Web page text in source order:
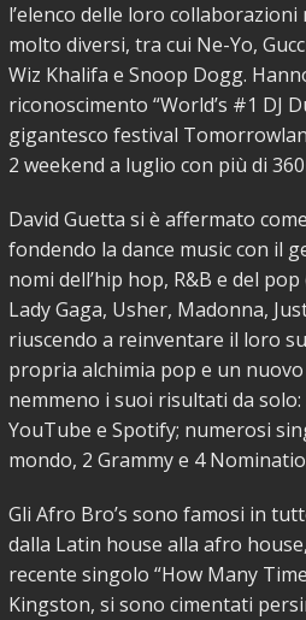
l’elenco delle loro
molto diversi, tra cui Ne-Yo,
Wiz Khalifa e Snoop Dogg.
riconoscimento “World’s #1 DJ
gigantesco festival
2 weekend a luglio con più di
David Guetta si è affermato
fondendo la dance music con il
nomi dell’hip hop, R&B e del
Lady Gaga, Usher, Madonna,
riuscendo a reinventare il loro
propria alchimia pop e un
nemmeno i suoi risultati da
YouTube e Spotify; numerosi
mondo, 2 Grammy e 4
Gli Afro Bro’s sono famosi in
dalla Latin house alla afro
recente singolo “How Many
Kingston, si sono cimentati